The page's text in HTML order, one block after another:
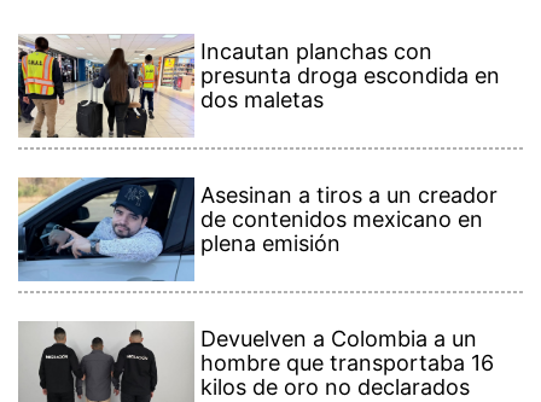
Incautan planchas con
presunta droga escondida en
dos maletas
Asesinan a tiros a un creador
de contenidos mexicano en
plena emisión
Devuelven a Colombia a un
hombre que transportaba 16
kilos de oro no declarados